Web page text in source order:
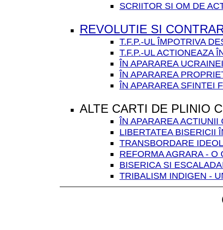
SCRIITOR SI OM DE
REVOLUTIE SI
T.F.P.-UL ÎMPOTRIVA
T.F.P.-UL ACTIONEAZA
ÎN APARAREA
ÎN APARAREA
ÎN APARAREA SFINTEI
ALTE CARTI DE PLINIO
ÎN APARAREA ACTIUNII
LIBERTATEA BISERICII
TRANSBORDARE
REFORMA AGRARA - O
BISERICA SI
TRIBALISM INDIGEN -